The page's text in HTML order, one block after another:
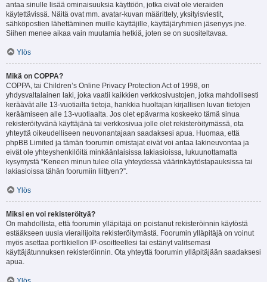
antaa sinulle lisää ominaisuuksia käyttöön, jotka eivät ole vieraiden
käytettävissä. Näitä ovat mm. avatar-kuvan määrittely, yksityisviestit,
sähköpostien lähettäminen muille käyttäjille, käyttäjäryhmien jäsenyys jne.
Siihen menee aikaa vain muutamia hetkiä, joten se on suositeltavaa.
Ylös
Mikä on COPPA?
COPPA, tai Children’s Online Privacy Protection Act of 1998, on
yhdysvaltalainen laki, joka vaatii kaikkien verkkosivustojen, jotka mahdollisesti
keräävät alle 13-vuotiailta tietoja, hankkia huoltajan kirjallisen luvan tietojen
keräämiseen alle 13-vuotiaalta. Jos olet epävarma koskeeko tämä sinua
rekisteröityvänä käyttäjänä tai verkkosivua jolle olet rekisteröitymässä, ota
yhteyttä oikeudelliseen neuvonantajaan saadaksesi apua. Huomaa, että
phpBB Limited ja tämän foorumin omistajat eivät voi antaa lakineuvontaa ja
eivät ole yhteyshenkilöitä minkäänlaisissa lakiasioissa, lukuunottamatta
kysymystä “Keneen minun tulee olla yhteydessä väärinkäytöstapauksissa tai
lakiasioissa tähän foorumiin liittyen?”.
Ylös
Miksi en voi rekisteröityä?
On mahdollista, että foorumin ylläpitäjä on poistanut rekisteröinnin käytöstä
estääkseen uusia vierailijoita rekisteröitymästä. Foorumin ylläpitäjä on voinut
myös asettaa porttikiellon IP-osoitteellesi tai estänyt valitsemasi
käyttäjätunnuksen rekisteröinnin. Ota yhteyttä foorumin ylläpitäjään saadaksesi
apua.